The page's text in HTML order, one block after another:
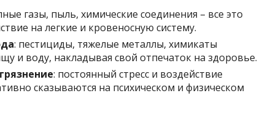
газы, пыль, химические соединения – все это
на легкие и кровеносную систему.
: пестициды, тяжелые металлы, химикаты
и воду, накладывая свой отпечаток на здоровье.
: постоянный стресс и воздействие
сказываются на психическом и физическом